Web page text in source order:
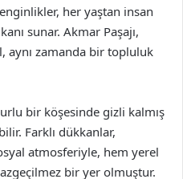
her yaştan insan
sunar. Akmar Paşajı,
aynı zamanda bir topluluk
bir köşesinde gizli kalmış
Farklı dükkanlar,
atmosferiyle, hem yerel
bir yer olmuştur.